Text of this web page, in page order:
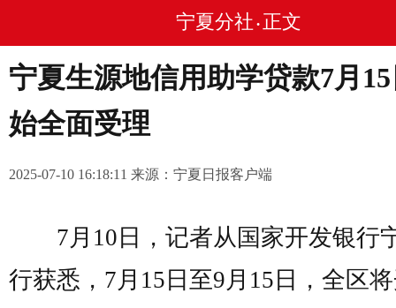
宁夏分社 • 正文
宁夏生源地信用助学贷款7月
始全面受理
2025-07-10 16:18:11 来源：宁夏日报客户端
7月10日，记者从国家开发银行
行获悉，7月15日至9月15日，全区